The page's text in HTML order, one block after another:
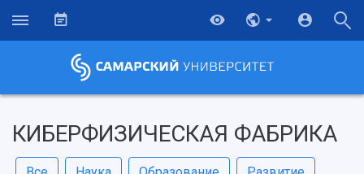
КИБЕРФИЗИЧЕСКАЯ ФАБРИКА